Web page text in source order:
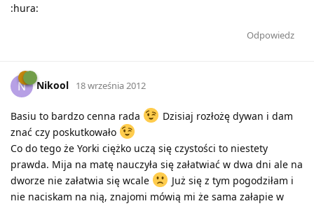
:hura:
Odpowiedz
N Nikool 18 września 2012
Basiu to bardzo cenna rada
Dzisiaj rozłożę dywan i dam
znać czy poskutkowało
Co do tego że Yorki ciężko uczą się czystości to niestety
prawda. Mija na matę nauczyła się załatwiać w dwa dni ale na
dworze nie załatwia się wcale
Już się z tym pogodziłam i
nie naciskam na nią, znajomi mówią mi że sama załapie w